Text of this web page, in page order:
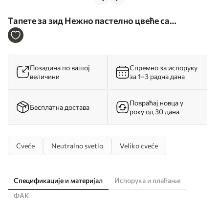
Тапете за зид Нежно пастелно цвеће са
кремастим жутим и сивим тоновима на нежној
Позадина по вашој
величини
Спремно за испоруку
за 1–3 радна дана
Бесплатна достава
Повраћај новца у
року од 30 дана
Cveće Neutralno svetlo Veliko cveće
Спецификације и материјал
Испорука и плаћање
ФАК